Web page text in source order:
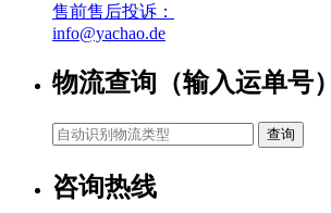
售前售后投诉：
info@yachao.de
物流查询（输入运单号
咨询热线